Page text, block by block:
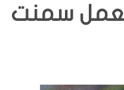
معمل سمنت